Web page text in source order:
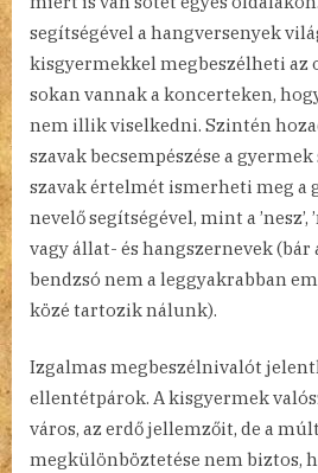
segítségével a hangversenyek
kisgyermekkel megbeszélheti az
sokan vannak a koncerteken,
nem illik viselkedni. Szintén
szavak becsempészése a
szavak értelmét ismerheti meg a
nevelő segítségével, mint a ’nesz’,
vagy állat- és hangszernevek (bár
bendzsó nem a leggyakrabban
közé tartozik nálunk).
Izgalmas megbeszélnivalót
ellentétpárok. A kisgyermek
város, az erdő jellemzőit, de a
megkülönböztetése nem biztos,